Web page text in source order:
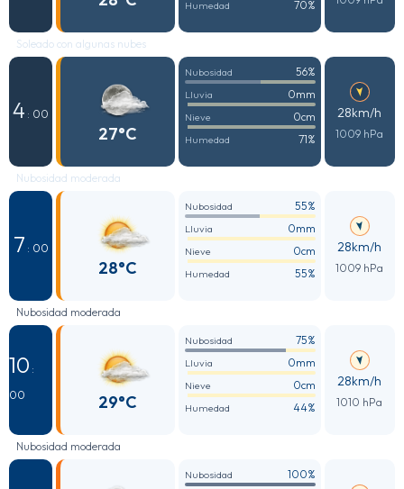
Humedad 70%
Soleado con algunas nubes
4 : 00
27°C
Nubosidad 56%
Lluvia 0mm
Nieve 0cm
Humedad 71%
28km/h
1009 hPa
Nubosidad moderada
7 : 00
28°C
Nubosidad 55%
Lluvia 0mm
Nieve 0cm
Humedad 55%
28km/h
1009 hPa
Nubosidad moderada
10 :
00
29°C
Nubosidad 75%
Lluvia 0mm
Nieve 0cm
Humedad 44%
28km/h
1010 hPa
Nubosidad moderada
Nubosidad 100%